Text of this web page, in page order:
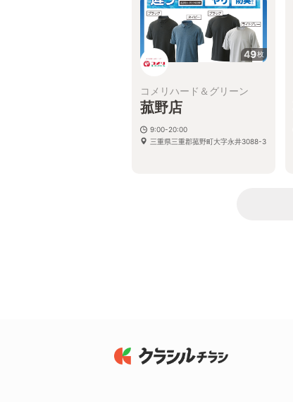
49枚
コメリハード＆グリーン
菰野店
9:00-20:00
三重県三重郡菰野町大字永井3088-3